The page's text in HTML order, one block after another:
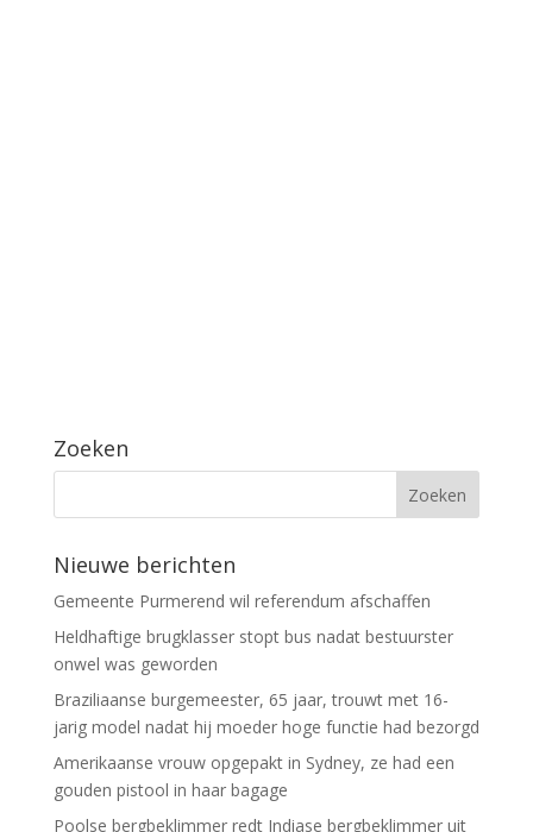
Zoeken
Nieuwe berichten
Gemeente Purmerend wil referendum afschaffen
Heldhaftige brugklasser stopt bus nadat bestuurster
onwel was geworden
Braziliaanse burgemeester, 65 jaar, trouwt met 16-
jarig model nadat hij moeder hoge functie had bezorgd
Amerikaanse vrouw opgepakt in Sydney, ze had een
gouden pistool in haar bagage
Poolse bergbeklimmer redt Indiase bergbeklimmer uit